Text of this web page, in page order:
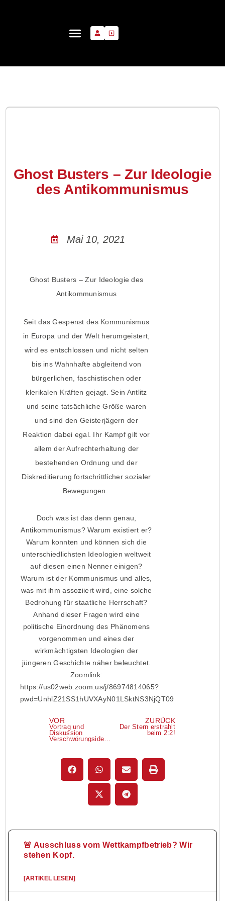
Ghost Busters – Zur Ideologie
des Antikommunismus
Mai 10, 2021
Ghost Busters – Zur Ideologie des
Antikommunismus
Seit das Gespenst des Kommunismus
in Europa und der Welt herumgeistert,
wird es entschlossen und nicht selten
bis ins Wahnhafte abgleitend von
bürgerlichen, faschistischen oder
klerikalen Kräften gejagt. Sein Antlitz
und seine tatsächliche Größe waren
und sind den Geisterjägern der
Reaktion dabei egal. Ihr Kampf gilt vor
allem der Aufrechterhaltung der
bestehenden Ordnung und der
Diskreditierung fortschrittlicher sozialer
Bewegungen.
Doch was ist das denn genau,
Antikommunismus? Warum existiert er?
Warum konnten und können sich die
unterschiedlichsten Ideologien weltweit
auf diesen einen Nenner einigen?
Warum ist der Kommunismus und alles,
was mit ihm assoziiert wird, eine solche
Bedrohung für staatliche Herrschaft?
Anhand dieser Fragen wird eine
politische Einordnung des Phänomens
vorgenommen und eines der
wirkmächtigsten Ideologien der
jüngeren Geschichte näher beleuchtet.
Zoomlink:
https://us02web.zoom.us/j/86974814065?
pwd=UnhlZ21SS1hUVXAyN01LSktNS3NjQT09
VOR
Vortrag und
Diskussion
Verschwörungsideologien
ZURÜCK
Der Stern erstrahlt
beim 2:2!
🚨 Ausschluss vom Wettkampfbetrieb? Wir
stehen Kopf.
[ARTIKEL LESEN]